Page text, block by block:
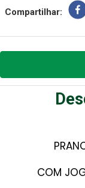
Compartilhar
COM